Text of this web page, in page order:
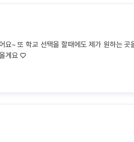
~ 또 학교 선택을 할때에도 제가 원하는 곳
게요 ♡